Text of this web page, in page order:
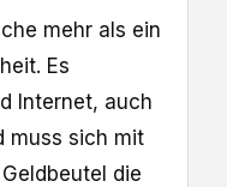
mehr als ein
Es
Internet, auch
muss sich mit
die